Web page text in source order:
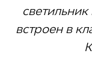
встроен в